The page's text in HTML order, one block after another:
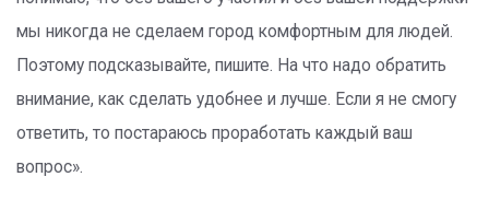
мы никогда не сделаем город комфортным для людей.
Поэтому подсказывайте, пишите. На что надо обратить
внимание, как сделать удобнее и лучше. Если я не смогу
ответить, то постараюсь проработать каждый ваш
вопрос».